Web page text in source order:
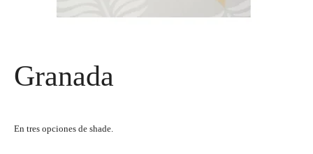
Granada
En tres opciones de shade.